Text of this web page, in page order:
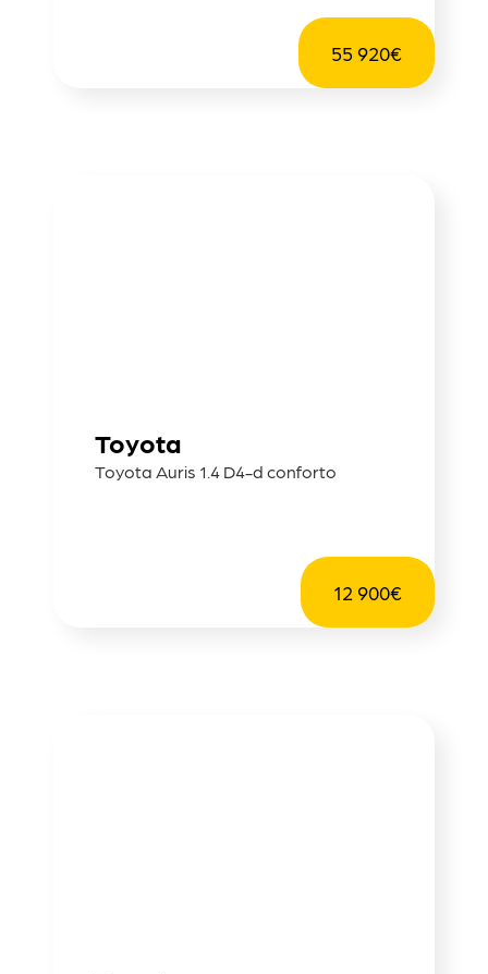
55 920€
Toyota
Toyota Auris 1.4 D4-d conforto
12 900€